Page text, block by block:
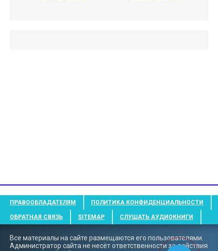
ПРАВООБЛАДАТЕЛЯМ ПОЛИТИКА КОНФИДЕНЦИАЛЬНОСТИ
ОБРАТНАЯ СВЯЗЬ SITEMAP СЛУШАТЬ АУДИОКНИГИ
Все материалы на сайте размещаются его пользователями.
Администратор сайта не несёт ответственности за действия